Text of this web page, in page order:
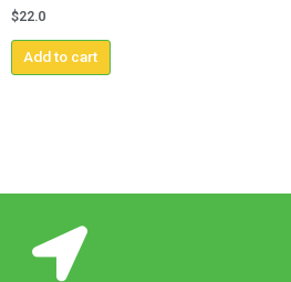
$22.0
Add to cart